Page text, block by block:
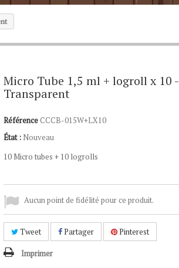
Micro Tube 1,5 ml + logroll x 10 -
Transparent
RéférenceCCCB-015W+LX10
État : Nouveau
10 Micro tubes + 10 logrolls
Aucun point de fidélité pour ce produit.
Tweet Partager Pinterest
Imprimer